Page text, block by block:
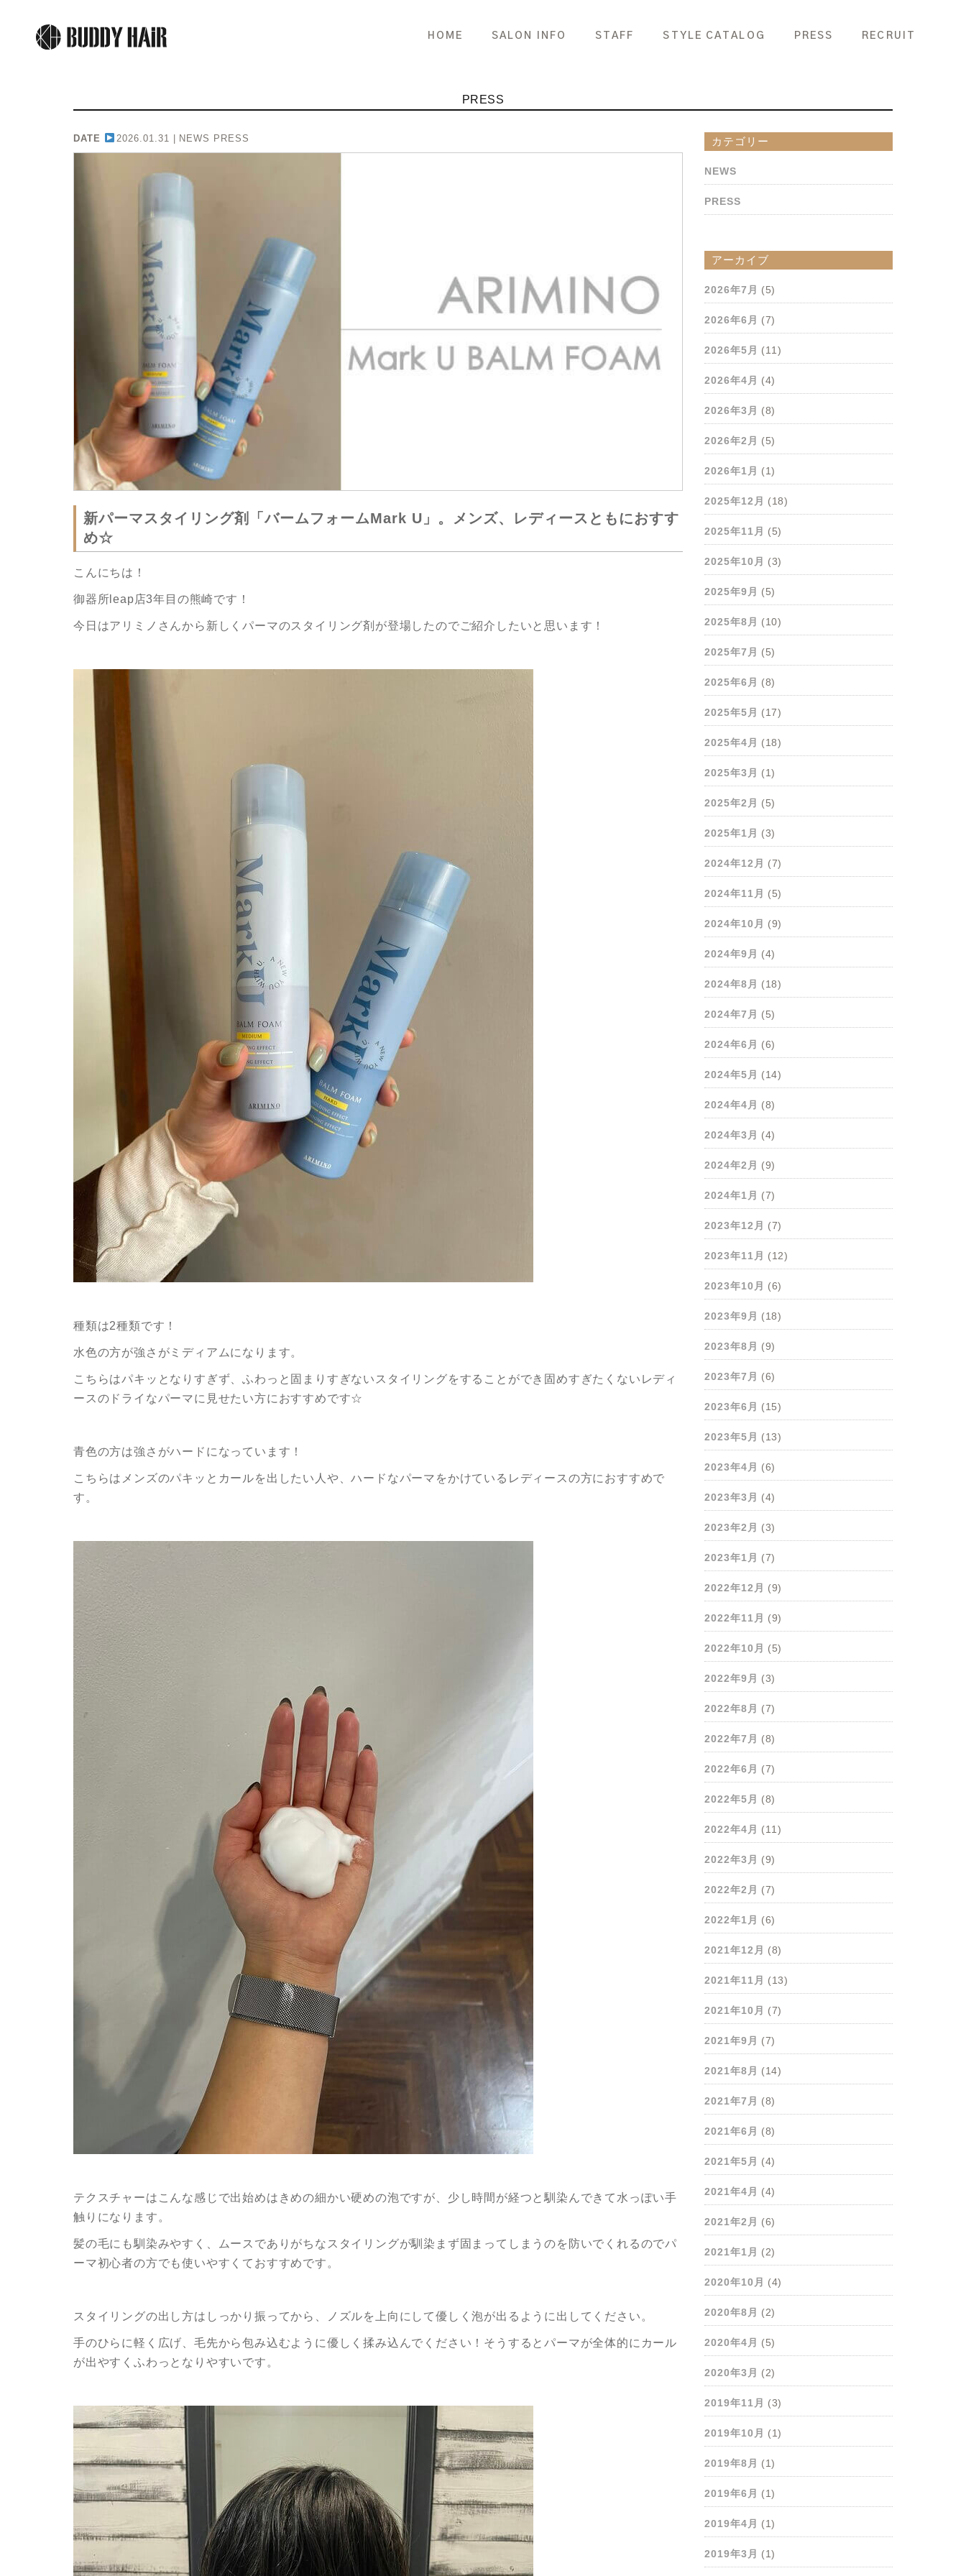
HOME SALON INFO STAFF STYLE CATALOG PRESS RECRUIT
PRESS
DATE 2026.01.31 | NEWS PRESS
新パーマスタイリング剤「バームフォームMark U」。メンズ、レディースともにおすす
め☆
こんにちは！
御器所leap店3年目の熊崎です！
今日はアリミノさんから新しくパーマのスタイリング剤が登場したのでご紹介したいと思います！
種類は2種類です！
水色の方が強さがミディアムになります。
こちらはパキッとなりすぎず、ふわっと固まりすぎないスタイリングをすることができ固めすぎたくないレディ
ースのドライなパーマに見せたい方におすすめです☆
青色の方は強さがハードになっています！
こちらはメンズのパキッとカールを出したい人や、ハードなパーマをかけているレディースの方におすすめで
す。
テクスチャーはこんな感じで出始めはきめの細かい硬めの泡ですが、少し時間が経つと馴染んできて水っぽい手
触りになります。
髪の毛にも馴染みやすく、ムースでありがちなスタイリングが馴染まず固まってしまうのを防いでくれるのでパ
ーマ初心者の方でも使いやすくておすすめです。
スタイリングの出し方はしっかり振ってから、ノズルを上向にして優しく泡が出るように出してください。
手のひらに軽く広げ、毛先から包み込むように優しく揉み込んでください！そうするとパーマが全体的にカール
が出やすくふわっとなりやすいです。
カテゴリー
NEWS
PRESS
アーカイブ
2026年7月 (5)
2026年6月 (7)
2026年5月 (11)
2026年4月 (4)
2026年3月 (8)
2026年2月 (5)
2026年1月 (1)
2025年12月 (18)
2025年11月 (5)
2025年10月 (3)
2025年9月 (5)
2025年8月 (10)
2025年7月 (5)
2025年6月 (8)
2025年5月 (17)
2025年4月 (18)
2025年3月 (1)
2025年2月 (5)
2025年1月 (3)
2024年12月 (7)
2024年11月 (5)
2024年10月 (9)
2024年9月 (4)
2024年8月 (18)
2024年7月 (5)
2024年6月 (6)
2024年5月 (14)
2024年4月 (8)
2024年3月 (4)
2024年2月 (9)
2024年1月 (7)
2023年12月 (7)
2023年11月 (12)
2023年10月 (6)
2023年9月 (18)
2023年8月 (9)
2023年7月 (6)
2023年6月 (15)
2023年5月 (13)
2023年4月 (6)
2023年3月 (4)
2023年2月 (3)
2023年1月 (7)
2022年12月 (9)
2022年11月 (9)
2022年10月 (5)
2022年9月 (3)
2022年8月 (7)
2022年7月 (8)
2022年6月 (7)
2022年5月 (8)
2022年4月 (11)
2022年3月 (9)
2022年2月 (7)
2022年1月 (6)
2021年12月 (8)
2021年11月 (13)
2021年10月 (7)
2021年9月 (7)
2021年8月 (14)
2021年7月 (8)
2021年6月 (8)
2021年5月 (4)
2021年4月 (4)
2021年2月 (6)
2021年1月 (2)
2020年10月 (4)
2020年8月 (2)
2020年4月 (5)
2020年3月 (2)
2019年11月 (3)
2019年10月 (1)
2019年8月 (1)
2019年6月 (1)
2019年4月 (1)
2019年3月 (1)